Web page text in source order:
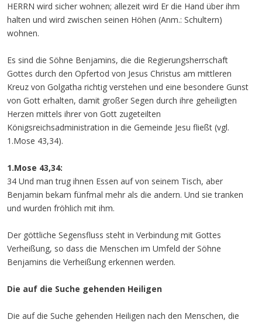
HERRN wird sicher wohnen; allezeit wird Er die Hand über ihm
halten und wird zwischen seinen Höhen (Anm.: Schultern)
wohnen.
Es sind die Söhne Benjamins, die die Regierungsherrschaft
Gottes durch den Opfertod von Jesus Christus am mittleren
Kreuz von Golgatha richtig verstehen und eine besondere Gunst
von Gott erhalten, damit großer Segen durch ihre geheiligten
Herzen mittels ihrer von Gott zugeteilten
Königsreichsadministration in die Gemeinde Jesu fließt (vgl.
1.Mose 43,34).
1.Mose 43,34:
34 Und man trug ihnen Essen auf von seinem Tisch, aber
Benjamin bekam fünfmal mehr als die andern. Und sie tranken
und wurden fröhlich mit ihm.
Der göttliche Segensfluss steht in Verbindung mit Gottes
Verheißung, so dass die Menschen im Umfeld der Söhne
Benjamins die Verheißung erkennen werden.
Die auf die Suche gehenden Heiligen
Die auf die Suche gehenden Heiligen nach den Menschen, die